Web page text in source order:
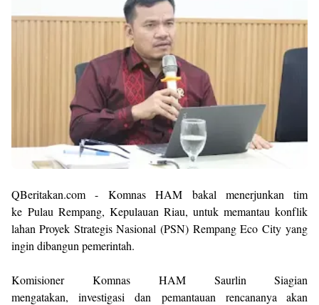
QBeritakan.com - Komnas HAM bakal menerjunkan tim
ke Pulau Rempang, Kepulauan Riau, untuk memantau konflik
lahan Proyek Strategis Nasional (PSN) Rempang Eco City yang
ingin dibangun pemerintah.
Komisioner Komnas HAM Saurlin Siagian
mengatakan, investigasi dan pemantauan rencananya akan